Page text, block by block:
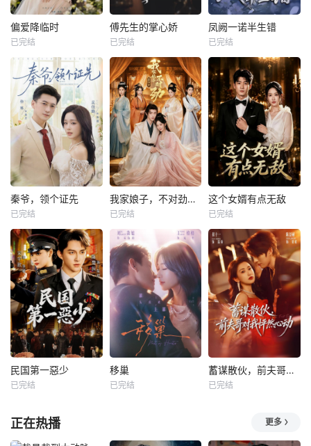
偏爱降临时
已完结
傅先生的掌心娇
已完结
凤阙一诺半生错
已完结
秦爷，领个证先
已完结
我家娘子，不对劲第四季
已完结
这个女婿有点无敌
已完结
民国第一惡少
已完结
移巢
已完结
蓄谋散伙，前夫哥对我怦然心动
已完结
正在热播 更多